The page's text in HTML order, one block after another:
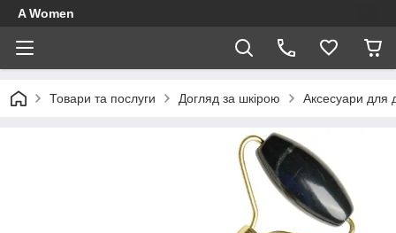
A Women
Товари та послуги Догляд за шкірою Аксесуари для